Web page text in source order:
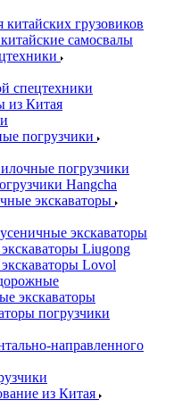
китайских грузовиков
самосвалы
спецтехники
из Китая
погрузчики
погрузчики
Hangcha
экскаваторы
экскаваторы
Liugong
Lovol
экскаваторы
погрузчики
направленного
из Китая